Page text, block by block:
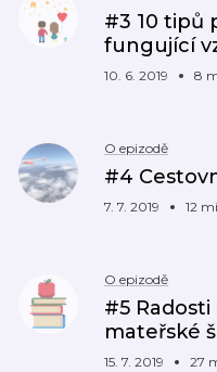
#3 10 tipů
fungující
10. 6. 2019 8
O epizodě
#4
7. 7. 2019 12
O epizodě
#5
mateřské
15. 7. 2019 27